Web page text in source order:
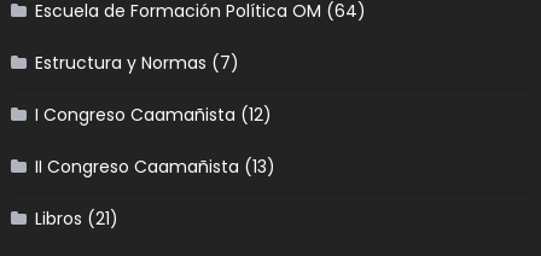
Escuela de Formación Política OM (64)
Estructura y Normas (7)
I Congreso Caamañista (12)
II Congreso Caamañista (13)
Libros (21)